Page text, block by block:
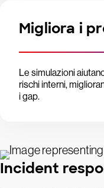
Migliora i
Le simulazioni
rischi interni,
i gap.
Incident